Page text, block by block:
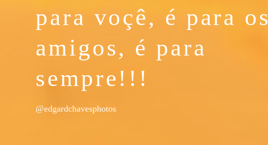
para voçê, é para os
amigos, é para
sempre!!!
@edgardchavesphotos